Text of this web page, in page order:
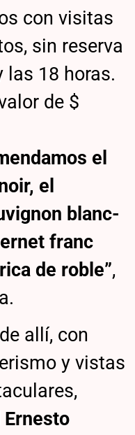
con visitas
sin reserva
las 18 horas.
de $
el
el
blanc-
franc
de roble”,
allí, con
y vistas